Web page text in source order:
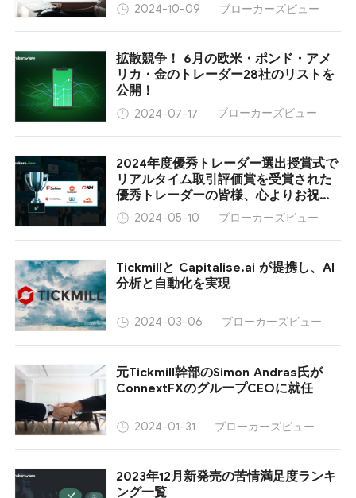
2024-10-09 ブローカーズビュー
拡散競争！ 6月の欧米・ポンド・アメ
リカ・金のトレーダー28社のリストを
公開！
2024-07-17 ブローカーズビュー
2024年度優秀トレーダー選出授賞式で
リアルタイム取引評価賞を受賞された
優秀トレーダーの皆様、心よりお祝い
申し上げます。
2024-05-10 ブローカーズビュー
Tickmillと Capitalise.ai が提携し、AI
分析と自動化を実現
2024-03-06 ブローカーズビュー
元Tickmill幹部のSimon Andras氏が
ConnextFXのグループCEOに就任
2024-01-31 ブローカーズビュー
2023年12月新発売の苦情満足度ランキ
ング一覧